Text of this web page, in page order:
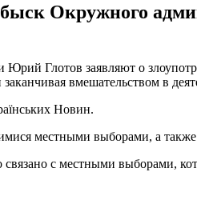
Окружного
Глотов заявляют о
вмешательством в
Новин.
местными выборами, а также
с местными выборами,